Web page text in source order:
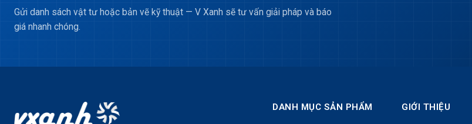
Gửi danh sách vật tư hoặc bản vẽ kỹ thuật — V Xanh sẽ tư vấn giải pháp và báo
giá nhanh chóng.
DANH MỤC SẢN PHẨM GIỚI THIỆU